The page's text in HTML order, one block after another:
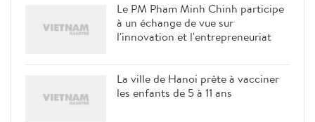
Le PM Pham Minh Chinh participe
à un échange de vue sur
l'innovation et l'entrepreneuriat
La ville de Hanoi prête à vacciner
les enfants de 5 à 11 ans